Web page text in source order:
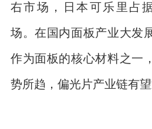
右市场，日本可乐里占
场。在国内面板产业大发
作为面板的核心材料之一
势所趋，偏光片产业链有望